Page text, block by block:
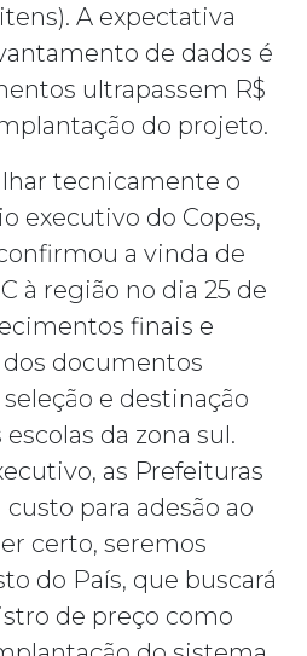
A expectativa
de dados é
ultrapassem R$
do projeto.
tecnicamente o
executivo do Copes,
a vinda de
à região no dia 25 de
finais e
documentos
e destinação
da zona sul.
as Prefeituras
para adesão ao
certo, seremos
do País, que buscará
de preço como